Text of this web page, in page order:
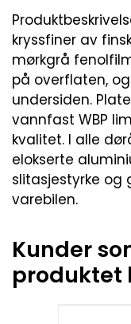
kryssfiner av
mørkgrå
på overflaten,
undersiden.
vannfast WBP
kvalitet. I alle
elokserte
slitasjestyrke og
varebilen.
Kunder
produktet